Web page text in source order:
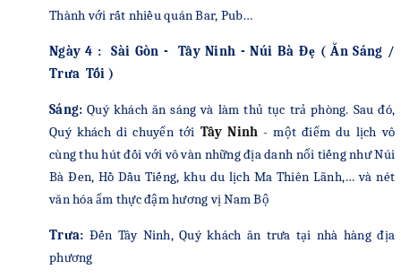
Thành với rất nhiều quán Bar, Pub…
Ngày 4 : Sài Gòn - Tây Ninh - Núi Bà Đẹ ( Ăn Sáng /
Trưa Tối )
Sáng: Quý khách ăn sáng và làm thủ tục trả phòng. Sau đó,
Quý khách di chuyển tới Tây Ninh -một điểm du lịch vô
cùng thu hút đối với vô vàn những địa danh nổi tiếng như Núi
Bà Đen, Hồ Dầu Tiếng, khu du lịch Ma Thiên Lãnh,… và nét
văn hóa ẩm thực đậm hương vị Nam Bộ
Trưa: Đến Tây Ninh, Quý khách ăn trưa tại nhà hàng địa
phương